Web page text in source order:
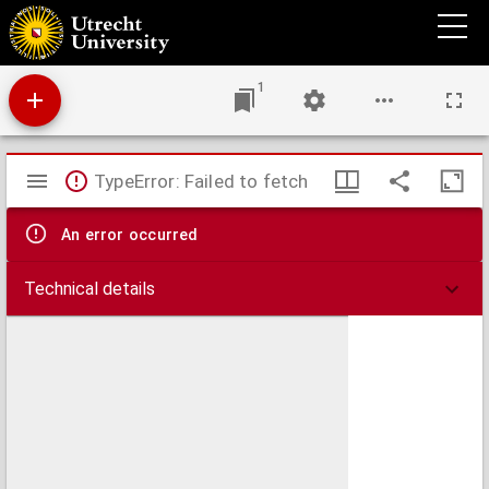
Afscheidswoord van B.C.J. Mosselmans : tot een aandenken geschonken aan de leden en
begunstigers der Remonstrantsche gemeente te Groningen.
1
Mirador
viewer
TypeError: Failed to fetch
An error occurred
Technical details